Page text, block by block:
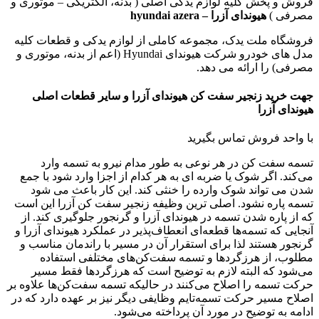
مصرفی ) هیوندای آزرا – hyundai azera
فروشگاه ملت یدک، مجموعه کاملی از لوازم یدکی و قطعات کلیه
مدل های خودرو شرکت هیوندای Hyundai (اعم از بدنه، موتوری و
مصرفی) را ارائه می دهد.
جهت خرید زنجیر سفت کن هیوندای آزرا و سایر قطعات اصلی
هیوندای آزرا
با واحد فروش تماس بگیرید
تسمه سفت کن در هر نوعی به طور مدام نیرو به تسمه وارد
می‌کند. اگر شوک یا ضربه ای به هر کدام از اجزا وارد شود با جمع
شدن می ‌تواند شوک وارده را خنثی کند. این کار باعث می شود
تسمه پاره نشود. اصلی‌ ترین وظیفه زنجیر سفت کن آزرا این است
که از پاره شدن تسمه در هیوندای آزرا و گرنجور جلوگیری کند. از
آنجایی که تسمه‌ها قطعه‌ای انعطاف‌پذیر در عملکرد هیوندای آزرا و
گرنجور هستند لذا برای استقرار آن در مسیر با راندمان مناسب و
مطلوب، از هرزگردها و تسمه سفت‌کن‌های مختلفی استفاده
می‌شود که البته لازم به توضیح است که هرزگردها فقط مسیر
حرکت تسمه را اصلاح می‌کنند در حالیکه تسمه سفت‌کن‌ها علاوه بر
اصلاح مسیر حرکت تسمه‌تایم وظایفی دیگر نیز بر عهده دارد که در
ادامه به توضیح در مورد آن پرداخته می‌شود.